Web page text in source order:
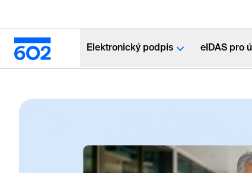
Elektronický podpis eIDAS pro